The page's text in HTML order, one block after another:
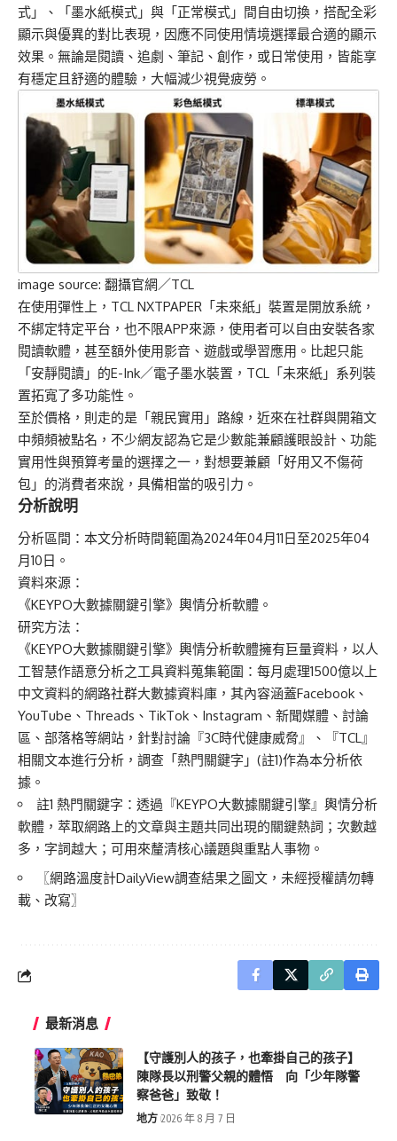
式」、「墨水紙模式」與「正常模式」間自由切換，搭配全彩
顯示與優異的對比表現，因應不同使用情境選擇最合適的顯示
效果。無論是閱讀、追劇、筆記、創作，或日常使用，皆能享
有穩定且舒適的體驗，大幅減少視覺疲勞。
image source: 翻攝官網／TCL
在使用彈性上，TCL NXTPAPER「未來紙」裝置是開放系統，
不綁定特定平台，也不限APP來源，使用者可以自由安裝各家
閱讀軟體，甚至額外使用影音、遊戲或學習應用。比起只能
「安靜閱讀」的E-Ink／電子墨水裝置，TCL「未來紙」系列裝
置拓寬了多功能性。
至於價格，則走的是「親民實用」路線，近來在社群與開箱文
中頻頻被點名，不少網友認為它是少數能兼顧護眼設計、功能
實用性與預算考量的選擇之一，對想要兼顧「好用又不傷荷
包」的消費者來說，具備相當的吸引力。
分析說明
分析區間：本文分析時間範圍為2024年04月11日至2025年04
月10日。
資料來源：
《KEYPO大數據關鍵引擎》輿情分析軟體。
研究方法：
《KEYPO大數據關鍵引擎》輿情分析軟體擁有巨量資料，以人
工智慧作語意分析之工具資料蒐集範圍：每月處理1500億以上
中文資料的網路社群大數據資料庫，其內容涵蓋Facebook、
YouTube、Threads、TikTok、Instagram、新聞媒體、討論
區、部落格等網站，針對討論『3C時代健康威脅』、『TCL』
相關文本進行分析，調查「熱門關鍵字」(註1)作為本分析依
據。
註1 熱門關鍵字：透過『KEYPO大數據關鍵引擎』輿情分析
軟體，萃取網路上的文章與主題共同出現的關鍵熱詞；次數越
多，字詞越大；可用來釐清核心議題與重點人事物。
〖網路溫度計DailyView調查結果之圖文，未經授權請勿轉
載、改寫〗
最新消息
【守護別人的孩子，也牽掛自己的孩子】
陳隊長以刑警父親的體悟 向「少年隊警
察爸爸」致敬！
地方 2026 年 8 月 7 日